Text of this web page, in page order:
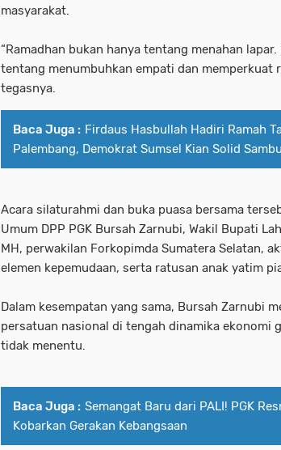
masyarakat.
“Ramadhan bukan hanya tentang menahan lapar.
tentang menumbuhkan empati dan memperkuat
tegasnya.
Baca Juga : Firdaus Hasbullah Hadiri Ramah
Palembang, Demokrat Sumsel Kian Solid
Acara silaturahmi dan buka puasa bersama
Umum DPP PGK Bursah Zarnubi, Wakil Bupati
MH, perwakilan Forkopimda Sumatera Selatan,
elemen kepemudaan, serta ratusan anak yatim
Dalam kesempatan yang sama, Bursah Zarnubi
persatuan nasional di tengah dinamika ekonomi
tidak menentu.
Baca Juga : Semangat Baru dari PALI! PGK
Kobarkan Gerakan Kebangsaan